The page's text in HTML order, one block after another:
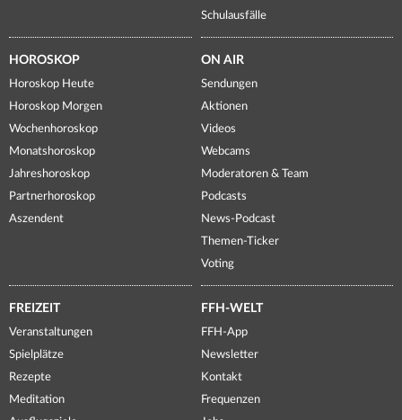
Schulausfälle
HOROSKOP
Horoskop Heute
Horoskop Morgen
Wochenhoroskop
Monatshoroskop
Jahreshoroskop
Partnerhoroskop
Aszendent
ON AIR
Sendungen
Aktionen
Videos
Webcams
Moderatoren & Team
Podcasts
News-Podcast
Themen-Ticker
Voting
FREIZEIT
Veranstaltungen
Spielplätze
Rezepte
Meditation
FFH-WELT
FFH-App
Newsletter
Kontakt
Frequenzen